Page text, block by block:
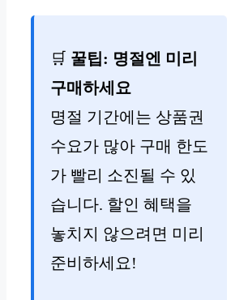
🛒 꿀팁: 명절엔 미리
구매하세요
명절 기간에는 상품권
수요가 많아 구매 한도
가 빨리 소진될 수 있
습니다. 할인 혜택을
놓치지 않으려면 미리
준비하세요!